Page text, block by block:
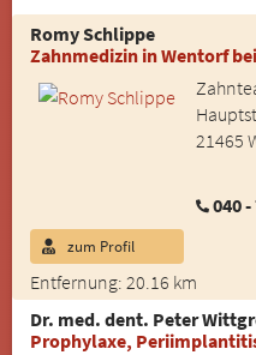
Romy Schlippe
Zahnmedizin in Wentorf
21465
040 -
Entfernung: 20.16 km
zum Profil
Dr. med. dent. Peter
Prophylaxe,